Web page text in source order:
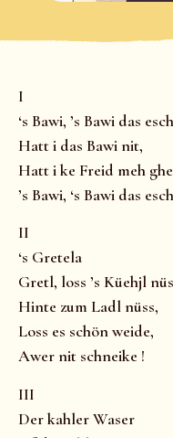
I
‘s Bawi, ’s Bawi das
Hatt i das Bawi nit,
Hatt i ke Freid meh
’s Bawi, ‘s Bawi das
II
‘s Gretela
Gretl, loss ’s Küehjl
Hinte zum Ladl nüss,
Loss es schön weide,
Awer nit schneike !
III
Der kahler Waser